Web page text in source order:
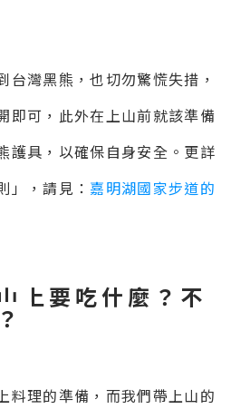
台灣黑熊，也切勿驚慌失措，
即可，此外在上山前就該準備
護具，以確保自身安全。更詳
」，請見： 嘉明湖國家步道的
上要吃什麼？不
料理的準備，而我們帶上山的